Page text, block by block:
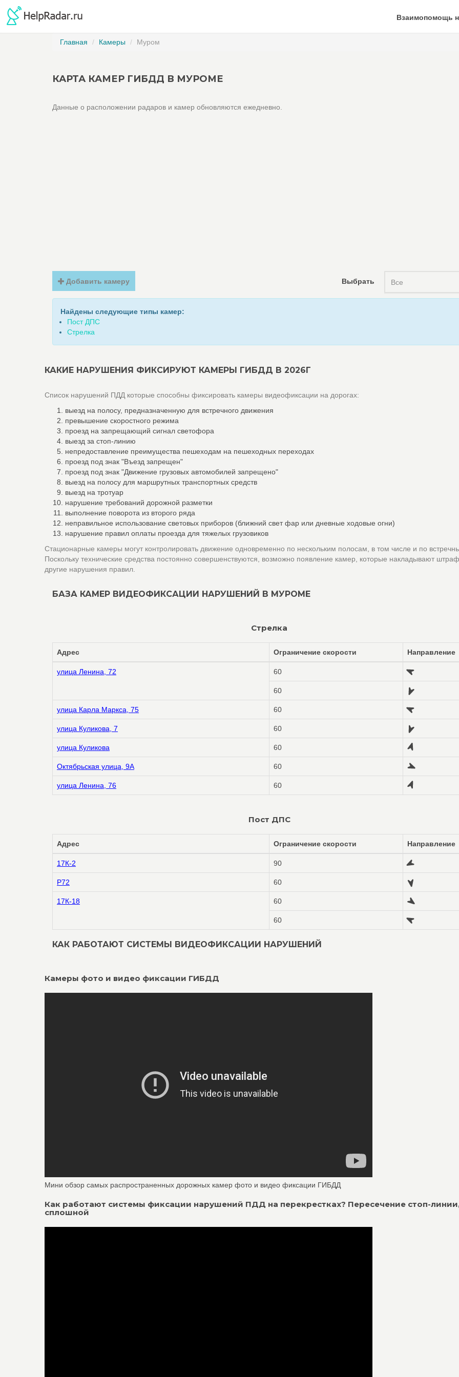
Взаимопомощь
Главная Камеры Муром
КАРТА КАМЕР ГИБДД В МУРОМЕ
Данные о расположении радаров и камер обновляются ежедневно.
Добавить камеру Выбрать Все
Найдены следующие типы камер:
Пост ДПС
Стрелка
КАКИЕ НАРУШЕНИЯ ФИКСИРУЮТ КАМЕРЫ ГИБДД В 2026Г
Список нарушений ПДД которые способны фиксировать камеры видеофиксации на дорогах:
выезд на полосу, предназначенную для встречного движения
превышение скоростного режима
проезд на запрещающий сигнал светофора
выезд за стоп-линию
непредоставление преимущества пешеходам на пешеходных переходах
проезд под знак "Въезд запрещен"
проезд под знак "Движение грузовых автомобилей запрещено"
выезд на полосу для маршрутных транспортных средств
выезд на тротуар
нарушение требований дорожной разметки
выполнение поворота из второго ряда
неправильное использование световых приборов (ближний свет фар или дневные ходовые огни)
нарушение правил оплаты проезда для тяжелых грузовиков
Стационарные камеры могут контролировать движение одновременно по нескольким полосам, в том числе и по
Поскольку технические средства постоянно совершенствуются, возможно появление камер, которые накладывают
другие нарушения правил.
БАЗА КАМЕР ВИДЕОФИКСАЦИИ НАРУШЕНИЙ В МУРОМЕ
Стрелка
Адрес Ограничение скорости Направление
улица Ленина, 72 60
60
улица Карла Маркса, 75 60
улица Куликова, 7 60
улица Куликова 60
Октябрьская улица, 9А 60
улица Ленина, 76 60
Пост ДПС
Адрес Ограничение скорости Направление
17К-2 90
Р72 60
17К-18 60
60
КАК РАБОТАЮТ СИСТЕМЫ ВИДЕОФИКСАЦИИ НАРУШЕНИЙ
Камеры фото и видео фиксации ГИБДД
Мини обзор самых распространенных дорожных камер фото и видео фиксации ГИБДД
Как работают системы фиксации нарушений ПДД на перекрестках? Пересечение стоп-
сплошной